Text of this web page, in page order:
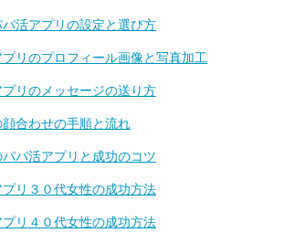
活アプリの設定と選び方
リのプロフィール画像と写真加工
リのメッセージの送り方
合わせの手順と流れ
パ活アプリと成功のコツ
リ３０代女性の成功方法
リ４０代女性の成功方法